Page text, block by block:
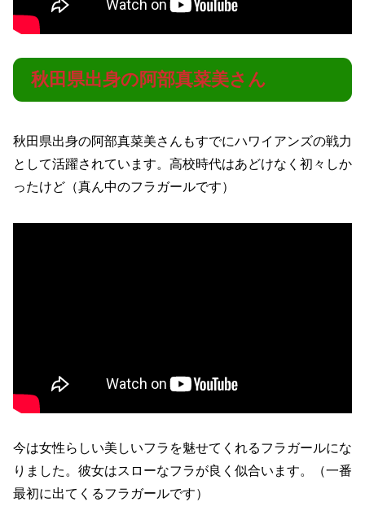
秋田県出身の阿部真菜美さん
秋田県出身の阿部真菜美さんもすでにハワイアンズの戦力
として活躍されています。高校時代はあどけなく初々しか
ったけど（真ん中のフラガールです）
今は女性らしい美しいフラを魅せてくれるフラガールにな
りました。彼女はスローなフラが良く似合います。（一番
最初に出てくるフラガールです）